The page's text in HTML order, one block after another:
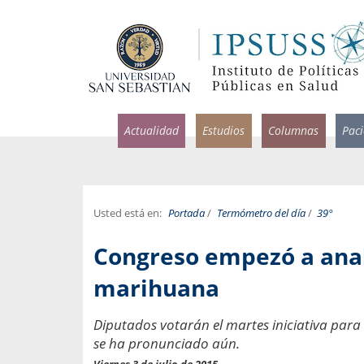
Actualidad Estudios Columnas
Usted está en: Portada/ Termómetro del día/ 39°
Congreso empezó a
marihuana
Diputados votarán el martes iniciativa
se ha pronunciado aún.
por incapacidad
Infectólogo y profesor
Medicina, Universidad
Usamos la palabra
una enfermedad